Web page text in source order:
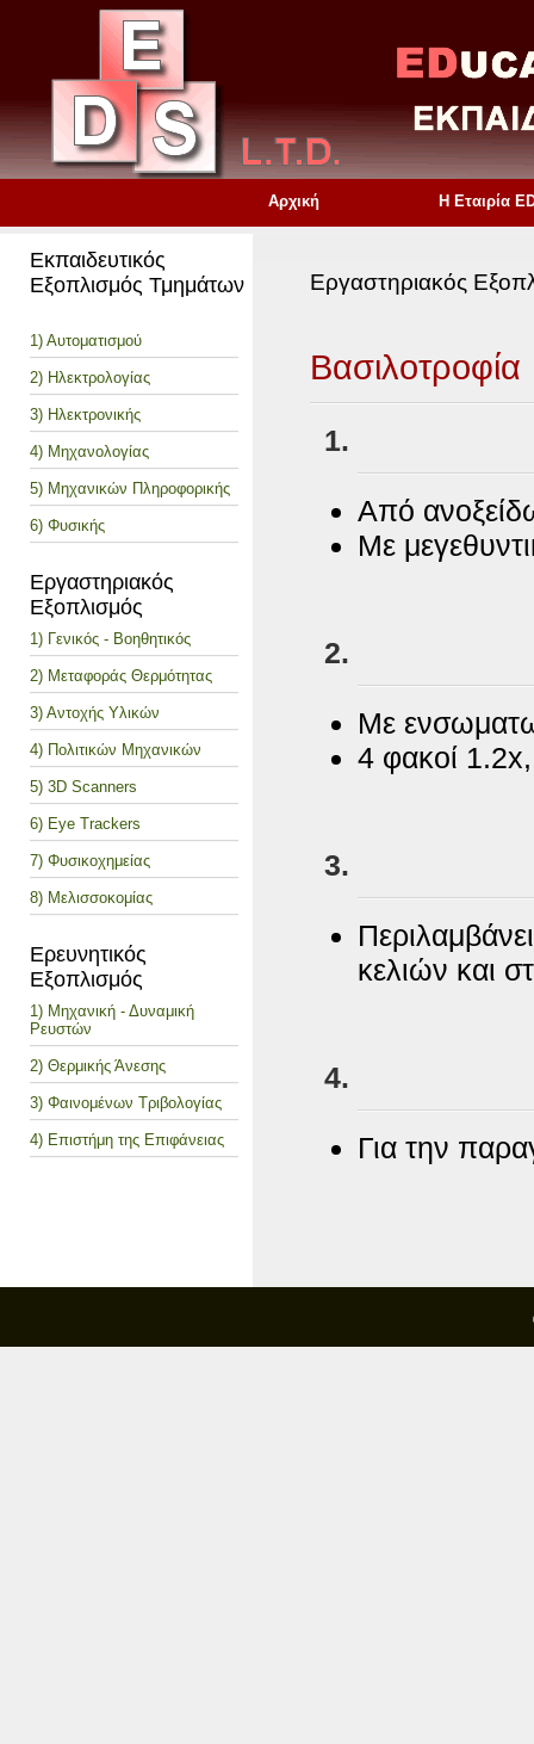
Αρχική Η Εταιρία
Εκπαιδευτικός
Εξοπλισμός Τμημάτων
1) Αυτοματισμού
2) Ηλεκτρολογίας
3) Ηλεκτρονικής
4) Μηχανολογίας
5) Μηχανικών Πληροφορικής
6) Φυσικής
Εργαστηριακός
Εξοπλισμός
1) Γενικός - Βοηθητικός
2) Μεταφοράς Θερμότητας
3) Αντοχής Υλικών
4) Πολιτικών Μηχανικών
5) 3D Scanners
6) Eye Trackers
7) Φυσικοχημείας
8) Μελισσοκομίας
Ερευνητικός
Εξοπλισμός
1) Μηχανική - Δυναμική
Ρευστών
2) Θερμικής Άνεσης
3) Φαινομένων Τριβολογίας
4) Επιστήμη της Επιφάνειας
Εργαστηριακός
Βασιλοτροφία
Από
Με
Με
4 φακοί
κελιών και
Για την